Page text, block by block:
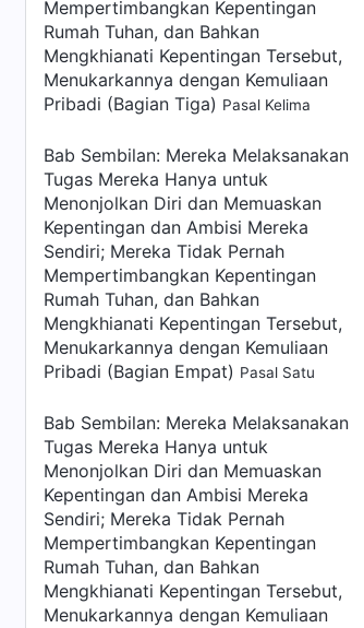
Mempertimbangkan Kepentingan
Rumah Tuhan, dan Bahkan
Mengkhianati Kepentingan Tersebut,
Menukarkannya dengan Kemuliaan
Pribadi (Bagian Tiga) Pasal Kelima
Bab Sembilan: Mereka Melaksanakan
Tugas Mereka Hanya untuk
Menonjolkan Diri dan Memuaskan
Kepentingan dan Ambisi Mereka
Sendiri; Mereka Tidak Pernah
Mempertimbangkan Kepentingan
Rumah Tuhan, dan Bahkan
Mengkhianati Kepentingan Tersebut,
Menukarkannya dengan Kemuliaan
Pribadi (Bagian Empat) Pasal Satu
Bab Sembilan: Mereka Melaksanakan
Tugas Mereka Hanya untuk
Menonjolkan Diri dan Memuaskan
Kepentingan dan Ambisi Mereka
Sendiri; Mereka Tidak Pernah
Mempertimbangkan Kepentingan
Rumah Tuhan, dan Bahkan
Mengkhianati Kepentingan Tersebut,
Menukarkannya dengan Kemuliaan